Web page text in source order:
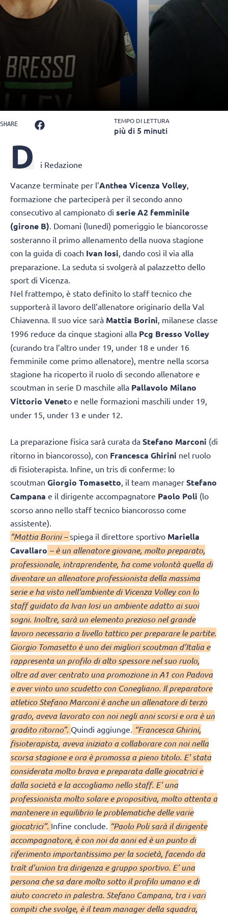
SHARE TEMPO DI LETTURA
più di 5 minuti
D i Redazione
Vacanze terminate per l’Anthea Vicenza Volley,
formazione che parteciperà per il secondo anno
consecutivo al campionato di serie A2 femminile
(girone B). Domani (lunedì) pomeriggio le biancorosse
sosteranno il primo allenamento della nuova stagione
con la guida di coach Ivan Iosi, dando così il via alla
preparazione. La seduta si svolgerà al palazzetto dello
sport di Vicenza.
Nel frattempo, è stato definito lo staff tecnico che
supporterà il lavoro dell’allenatore originario della Val
Chiavenna. Il suo vice sarà Mattia Borini, milanese classe
1996 reduce da cinque stagioni alla Pcg Bresso Volley
(curando tra l’altro under 19, under 18 e under 16
femminile come primo allenatore), mentre nella scorsa
stagione ha ricoperto il ruolo di secondo allenatore e
scoutman in serie D maschile alla Pallavolo Milano
Vittorio Veneto e nelle formazioni maschili under 19,
under 15, under 13 e under 12.
La preparazione fisica sarà curata da Stefano Marconi (di
ritorno in biancorosso), con Francesca Ghirini nel ruolo
di fisioterapista. Infine, un tris di conferme: lo
scoutman Giorgio Tomasetto, il team manager Stefano
Campana e il dirigente accompagnatore Paolo Poli (lo
scorso anno nello staff tecnico biancorosso come
assistente).
“Mattia Borini –spiega il direttore sportivo Mariella
Cavallaro – è un allenatore giovane, molto preparato,
professionale, intraprendente, ha come volontà quella di
diventare un allenatore professionista della massima
serie e ha visto nell’ambiente di Vicenza Volley con lo
staff guidato da Ivan Iosi un ambiente adatto ai suoi
sogni. Inoltre, sarà un elemento prezioso nel grande
lavoro necessario a livello tattico per preparare le partite.
Giorgio Tomasetto è uno dei migliori scoutman d’Italia e
rappresenta un profilo di alto spessore nel suo ruolo,
oltre ad aver centrato una promozione in A1 con Padova
e aver vinto uno scudetto con Conegliano. Il preparatore
atletico Stefano Marconi è anche un allenatore di terzo
grado, aveva lavorato con noi negli anni scorsi e ora è un
gradito ritorno”. Quindi aggiunge. “Francesca Ghirini,
fisioterapista, aveva iniziato a collaborare con noi nella
scorsa stagione e ora è promossa a pieno titolo. E’ stata
considerata molto brava e preparata dalle giocatrici e
dalla società e la accogliamo nello staff. E’ una
professionista molto solare e propositiva, molto attenta a
mantenere in equilibrio le problematiche delle varie
giocatrici”. Infine conclude. “Paolo Poli sarà il dirigente
accompagnatore, è con noi da anni ed è un punto di
riferimento importantissimo per la società, facendo da
traìt d’union tra dirigenza e gruppo sportivo. E’ una
persona che sa dare molto sotto il profilo umano e di
aiuto concreto in palestra. Stefano Campana, tra i vari
compiti che svolge, è il team manager della squadra,